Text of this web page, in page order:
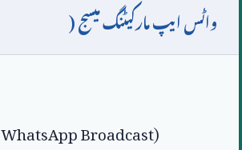
واٹس ایپ مارکیٹنگ میسج (
WhatsApp Broadcast)